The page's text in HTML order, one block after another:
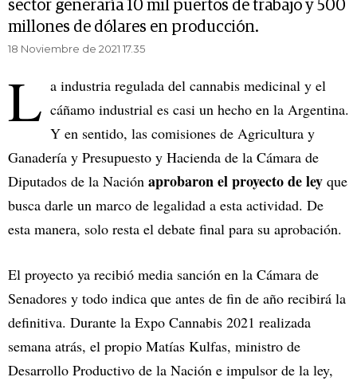
sector generaría 10 mil puertos de trabajo y 500
millones de dólares en producción.
18 Noviembre de 2021 17.35
L a industria regulada del cannabis medicinal y el
cáñamo industrial es casi un hecho en la Argentina.
Y en sentido, las comisiones de Agricultura y
Ganadería y Presupuesto y Hacienda de la Cámara de
Diputados de la Nación aprobaron el proyecto de ley que
busca darle un marco de legalidad a esta actividad. De
esta manera, solo resta el debate final para su aprobación.
El proyecto ya recibió media sanción en la Cámara de
Senadores y todo indica que antes de fin de año recibirá la
definitiva. Durante la Expo Cannabis 2021 realizada
semana atrás, el propio Matías Kulfas, ministro de
Desarrollo Productivo de la Nación e impulsor de la ley,